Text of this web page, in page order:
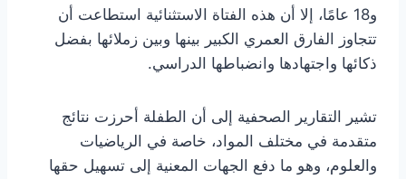
و18 عامًا، إلا أن هذه الفتاة الاستثنائية استطاعت أن
تتجاوز الفارق العمري الكبير بينها وبين زملائها بفضل
ذكائها واجتهادها وانضباطها الدراسي.
تشير التقارير الصحفية إلى أن الطفلة أحرزت نتائج
متقدمة في مختلف المواد، خاصة في الرياضيات
والعلوم، وهو ما دفع الجهات المعنية إلى تسهيل حقها